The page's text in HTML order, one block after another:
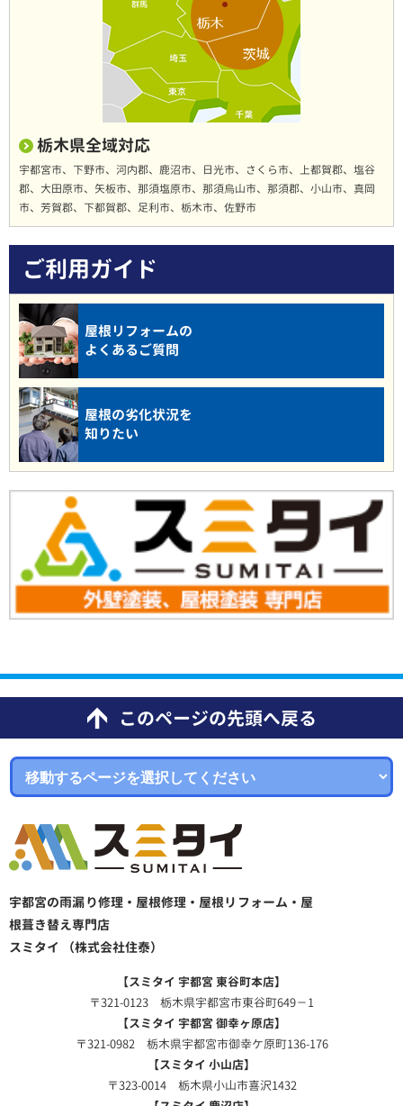
栃木県全域対応
宇都宮市、下野市、河内郡、鹿沼市、日光市、さくら市、上都賀郡、塩谷
郡、大田原市、矢板市、那須塩原市、那須烏山市、那須郡、小山市、真岡
市、芳賀郡、下都賀郡、足利市、栃木市、佐野市
ご利用ガイド
屋根リフォームの
よくあるご質問
屋根の劣化状況を
知りたい
このページの先頭へ戻る
宇都宮の雨漏り修理・屋根修理・屋根リフォーム・屋
根葺き替え専門店
スミタイ （株式会社住泰）
【スミタイ 宇都宮 東谷町本店】
〒321-0123 栃木県宇都宮市東谷町649－1
【スミタイ 宇都宮 御幸ヶ原店】
〒321-0982 栃木県宇都宮市御幸ケ原町136-176
【スミタイ 小山店】
〒323-0014 栃木県小山市喜沢1432